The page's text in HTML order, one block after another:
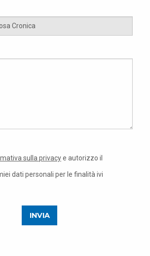
sulla privacye autorizzo il
dati personali per le finalità ivi